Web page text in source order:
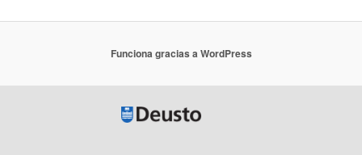
Funciona gracias a WordPress